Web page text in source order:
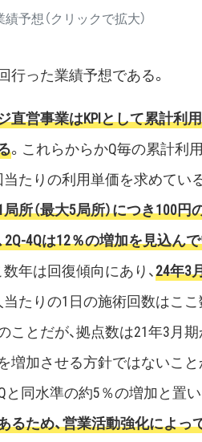
予想（クリックで拡大）
行った業績予想である。
直営事業はKPIとして累計利
。これらからかQ毎の累計利
たりの利用単価を求めている
所（最大5局所）につき100
2Q-4Qは12％の増加を見込ん
数年は回復傾向にあり、24年3
たりの1日の施術回数はこ
ことだが、拠点数は21年3月
増加させる方針ではないこ
と同水準の約5％の増加と置
るため、営業活動強化によ